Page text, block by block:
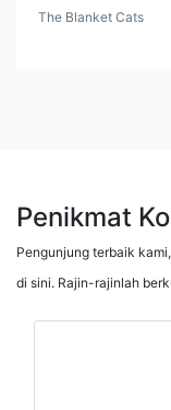
The Blanket Cats
Penikmat
Pengunjung terbaik
di sini. Rajin-rajinlah